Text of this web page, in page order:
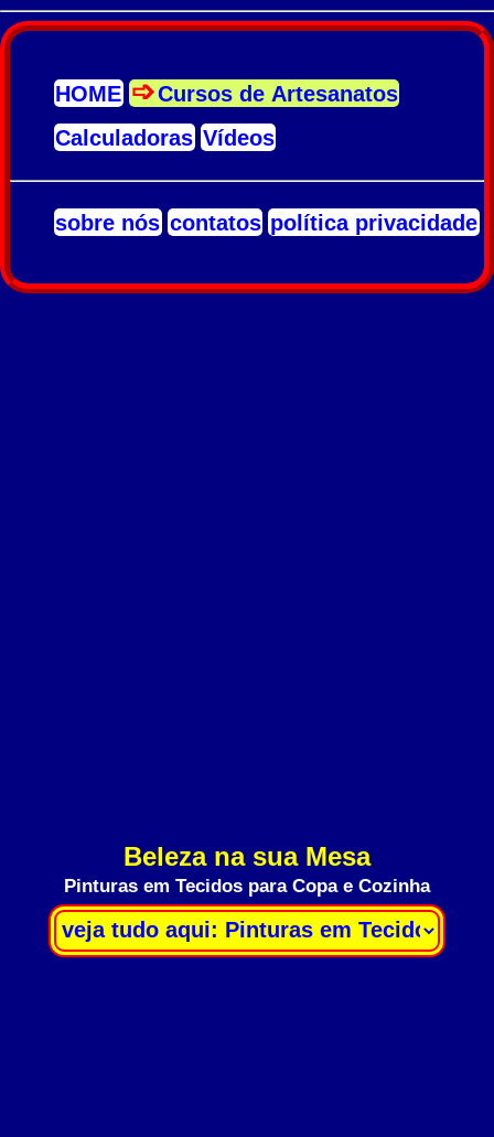
HOME
Cursos de Artesanatos
Calculadoras Vídeos
sobre nós contatos política privacidade
Beleza na sua Mesa
Pinturas em Tecidos para Copa e Cozinha